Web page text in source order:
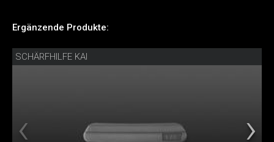
Ergänzende Produkte:
SCHÄRFHILFE KAI